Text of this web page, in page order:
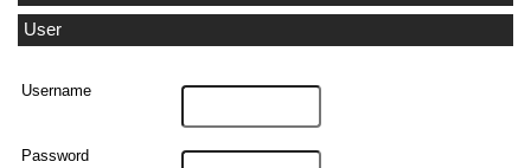
User
Username
Password